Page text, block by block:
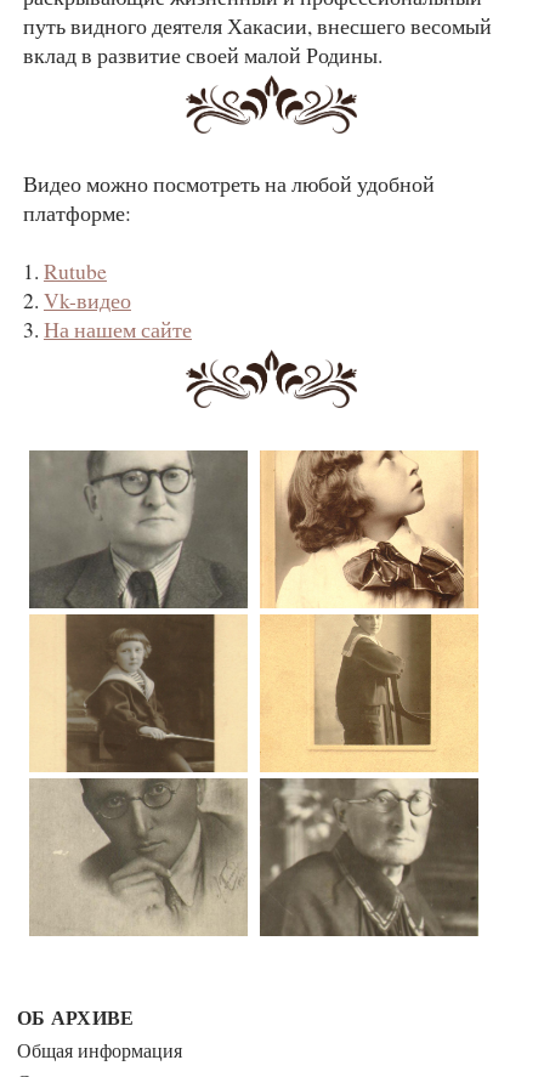
путь видного деятеля Хакасии, внесшего весомый
вклад в развитие своей малой Родины.
Видео можно посмотреть на любой удобной
платформе:
1. Rutube
2. Vk-видео
3. На нашем сайте
ОБ АРХИВЕ
Общая информация